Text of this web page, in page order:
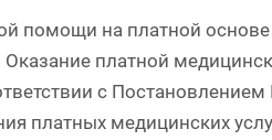
помощи на платной основе
платной
с
платных медицинских